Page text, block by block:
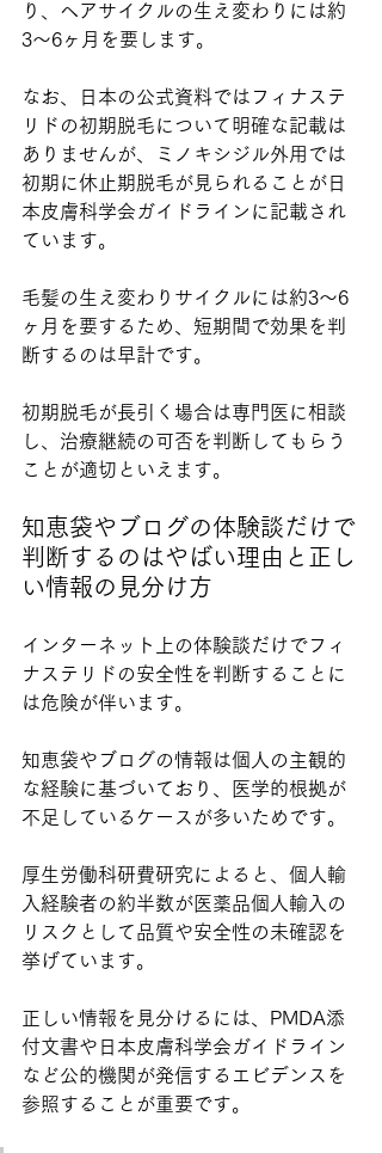
り、ヘアサイクルの生え変わりには約
3〜6ヶ月を要します。
なお、日本の公式資料ではフィナステ
リドの初期脱毛について明確な記載は
ありませんが、ミノキシジル外用では
初期に休止期脱毛が見られることが日
本皮膚科学会ガイドラインに記載され
ています。
毛髪の生え変わりサイクルには約3〜6
ヶ月を要するため、短期間で効果を判
断するのは早計です。
初期脱毛が長引く場合は専門医に相談
し、治療継続の可否を判断してもらう
ことが適切といえます。
知恵袋やブログの体験談だけで
判断するのはやばい理由と正し
い情報の見分け方
インターネット上の体験談だけでフィ
ナステリドの安全性を判断することに
は危険が伴います。
知恵袋やブログの情報は個人の主観的
な経験に基づいており、医学的根拠が
不足しているケースが多いためです。
厚生労働科研費研究によると、個人輸
入経験者の約半数が医薬品個人輸入の
リスクとして品質や安全性の未確認を
挙げています。
正しい情報を見分けるには、PMDA添
付文書や日本皮膚科学会ガイドライン
など公的機関が発信するエビデンスを
参照することが重要です。